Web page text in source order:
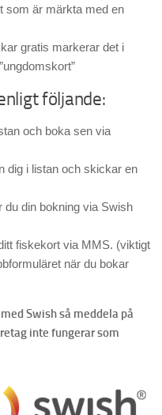
som är märkta med en
gratis markerar det i
följande:
och boka sen via
dig i listan och skickar en
du din bokning via Swish
fiskekort via MMS. (viktigt
när du bokar
Swish så meddela på
inte fungerar som